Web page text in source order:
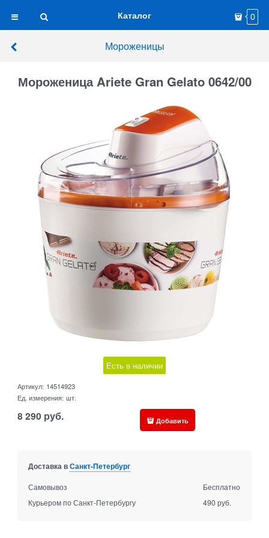
Каталог 0
Мороженицы
Мороженица Ariete Gran Gelato 0642/00
Есть в наличии
Артикул: 14514923
Ед. измерения: шт.
8 290 руб. Добавить
Доставка вСанкт-Петербург
Самовывоз
Бесплатно
Курьером по Санкт-Петербургу
490 руб.